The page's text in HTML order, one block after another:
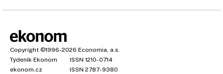
Copyright ©1996-2026 Economia, a.s.
Týdeník Ekonom
ISSN 1210-0714
ekonom.cz
ISSN 2787-9380